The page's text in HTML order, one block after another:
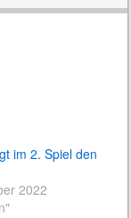
im 2. Spiel den
2022